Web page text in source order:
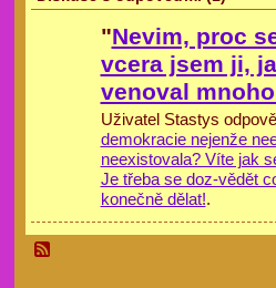
"Nevim, proc
vcera jsem ji,
venoval
Uživatel Stastys
demokracie nejenže
neexistovala? Víte jak
Je třeba se doz-vědět
konečně dělat!.